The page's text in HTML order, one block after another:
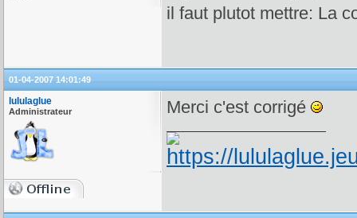
il faut plutot mettre: La
01-04-2007 14:01:49
lululaglue
Administrateur Merci c'est corrigé